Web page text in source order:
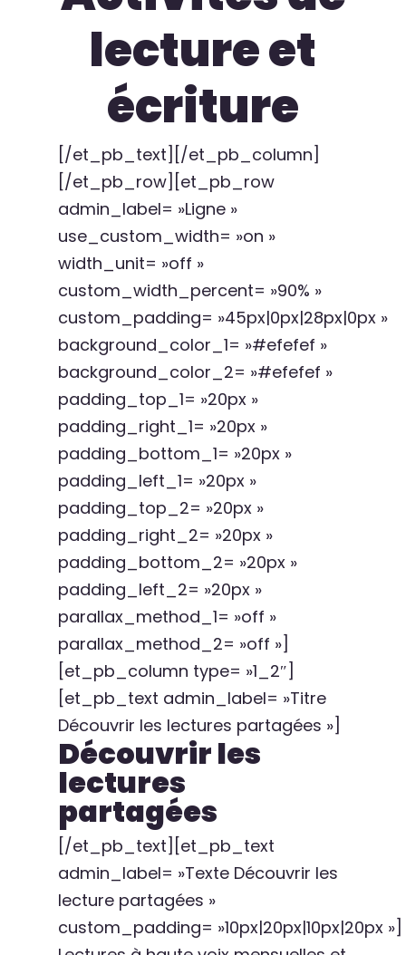
lecture et
écriture
[/et_pb_text][/et_pb_column]
[/et_pb_row][et_pb_row
admin_label= »Ligne »
use_custom_width= »on »
width_unit= »off »
custom_width_percent= »90% »
custom_padding= »45px|0px|28px|0px »
background_color_1= »#efefef »
background_color_2= »#efefef »
padding_top_1= »20px »
padding_right_1= »20px »
padding_bottom_1= »20px »
padding_left_1= »20px »
padding_top_2= »20px »
padding_right_2= »20px »
padding_bottom_2= »20px »
padding_left_2= »20px »
parallax_method_1= »off »
parallax_method_2= »off »]
[et_pb_column type= »1_2″]
[et_pb_text admin_label= »Titre
Découvrir les lectures partagées »]
Découvrir les
lectures
partagées
[/et_pb_text][et_pb_text
admin_label= »Texte Découvrir les
lecture partagées »
custom_padding= »10px|20px|10px|20px »]